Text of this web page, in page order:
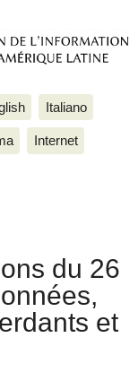
Italiano
Internet
du 26
et